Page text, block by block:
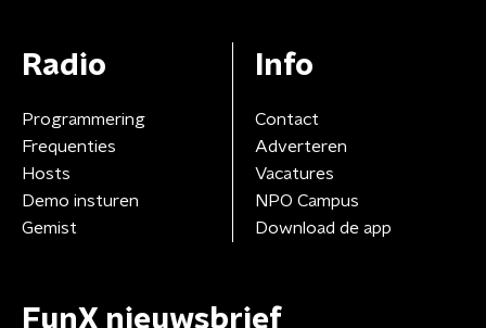
Radio
Programmering
Frequenties
Hosts
Demo insturen
Gemist
Info
Contact
Adverteren
Vacatures
NPO Campus
Download de app
FunX nieuwsbrief